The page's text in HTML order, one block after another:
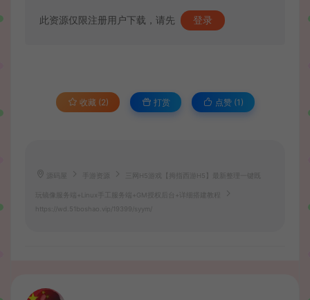
此资源仅限注册用户下载，请先 登录
收藏 (2) 打赏 点赞 (1 )
手游资源 三网H5游戏【拇指西游H5】最新整理一键既
玩镜像服务端+Linux手工服务端+GM授权后台+详细搭建教程
https://wd.51boshao.vip/19399/syym/